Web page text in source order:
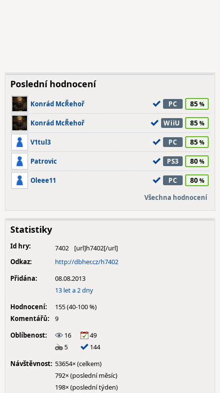
Poslední hodnocení
Konrád McŘehoř PC 85
Konrád McŘehoř WiiU 85
V1tul3 PC 85
Patrovic PS3 80
Oleee11 PC 80
Všechna hodnocení
Statistiky
Id hry:
7402
Odkaz:
http://dbher.cz/h7402
Přidána:
08.08.2013
13 let a 2 dny
Hodnocení:
155 (40-100 %)
Komentářů:
9
Oblíbenost:
16
49
5
144
Návštěvnost: 53654× (celkem)
792× (poslední měsíc)
198× (poslední týden)